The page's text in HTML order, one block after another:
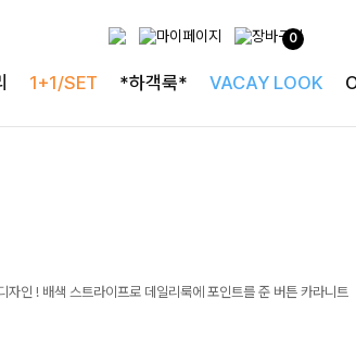
0
1+1/SET *하객룩* VACAY LOOK
인 ! 배색 스트라이프로 데일리룩에 포인트를 준 버튼 카라니트